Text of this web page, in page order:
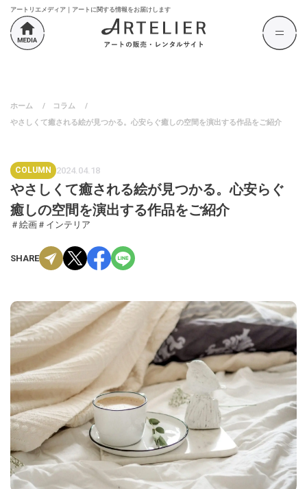
アートリエメディア｜アートに関する情報をお届けします
ホーム / コラム /
やさしくて癒される絵が見つかる。心安らぐ癒しの空間を演出する作品をご紹介
COLUMN 2024.04.18
やさしくて癒される絵が見つかる。心安らぐ
癒しの空間を演出する作品をご紹介
＃絵画 ＃インテリア
SHARE